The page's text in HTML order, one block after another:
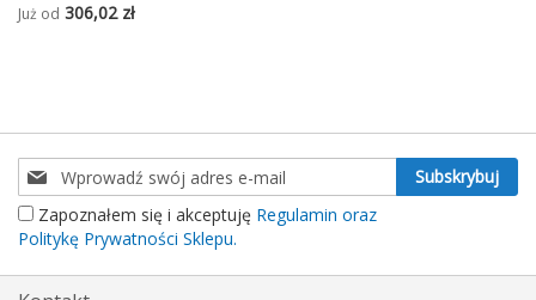
Już od 306,02 zł
Subskrybuj
nasz
newsletter:
Subskrybuj
Zapoznałem się i akceptuję Regulamin oraz
Politykę Prywatności Sklepu.